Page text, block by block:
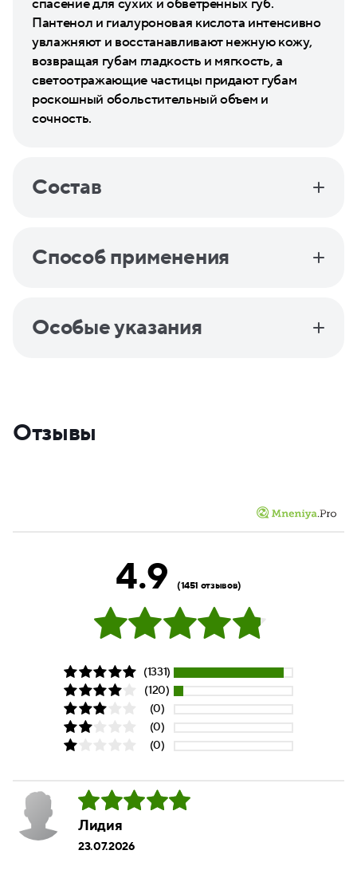
спасение для сухих и обветренных губ.
Пантенол и гиалуроновая кислота интенсивно
увлажняют и восстанавливают нежную кожу,
возвращая губам гладкость и мягкость, а
светоотражающие частицы придают губам
роскошный обольстительный объем и
сочность.
Состав
Способ применения
Особые указания
Отзывы
4.9 (1451 отзывов)
(1331)
(120)
(0)
(0)
(0)
Лидия
23.07.2026